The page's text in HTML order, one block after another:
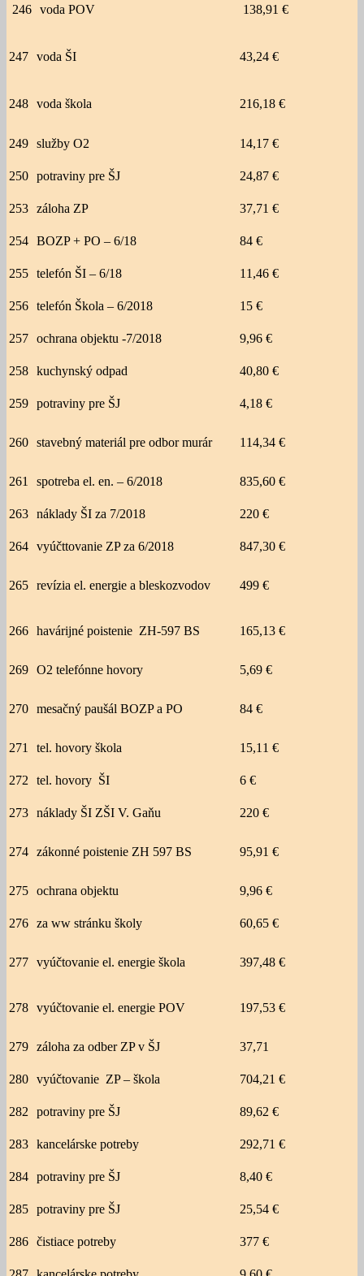
246 voda POV 138,91 €
247 voda ŠI 43,24 €
248 voda škola 216,18 €
249 služby O2 14,17 €
250 potraviny pre ŠJ 24,87 €
253 záloha ZP 37,71 €
254 BOZP + PO – 6/18 84 €
255 telefón ŠI – 6/18 11,46 €
256 telefón Škola – 6/2018 15 €
257 ochrana objektu -7/2018 9,96 €
258 kuchynský odpad 40,80 €
259 potraviny pre ŠJ 4,18 €
260 stavebný materiál pre odbor murár 114,34 €
261 spotreba el. en. – 6/2018 835,60 €
263 náklady ŠI za 7/2018 220 €
264 vyúčttovanie ZP za 6/2018 847,30 €
265 revízia el. energie a bleskozvodov 499 €
266 havárijné poistenie ZH-597 BS 165,13 €
269 O2 telefónne hovory 5,69 €
270 mesačný paušál BOZP a PO 84 €
271 tel. hovory škola 15,11 €
272 tel. hovory ŠI 6 €
273 náklady ŠI ZŠI V. Gaňu 220 €
274 zákonné poistenie ZH 597 BS 95,91 €
275 ochrana objektu 9,96 €
276 za ww stránku školy 60,65 €
277 vyúčtovanie el. energie škola 397,48 €
278 vyúčtovanie el. energie POV 197,53 €
279 záloha za odber ZP v ŠJ 37,71
280 vyúčtovanie ZP – škola 704,21 €
282 potraviny pre ŠJ 89,62 €
283 kancelárske potreby 292,71 €
284 potraviny pre ŠJ 8,40 €
285 potraviny pre ŠJ 25,54 €
286 čistiace potreby 377 €